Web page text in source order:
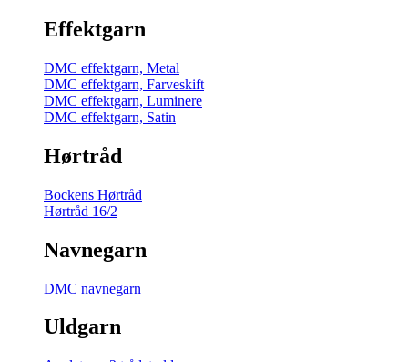
Effektgarn
DMC effektgarn, Metal
DMC effektgarn, Farveskift
DMC effektgarn, Luminere
DMC effektgarn, Satin
Hørtråd
Bockens Hørtråd
Hørtråd 16/2
Navnegarn
DMC navnegarn
Uldgarn